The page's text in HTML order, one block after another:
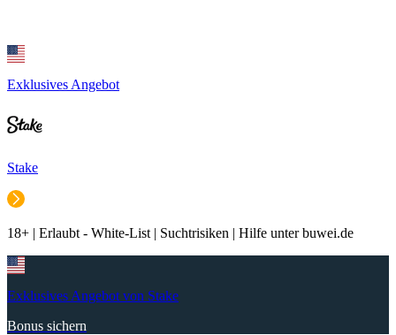
Exklusives Angebot
Stake
18+ | Erlaubt - White-List | Suchtrisiken | Hilfe unter buwei.de
Exklusives Angebot von Stake
Bonus sichern